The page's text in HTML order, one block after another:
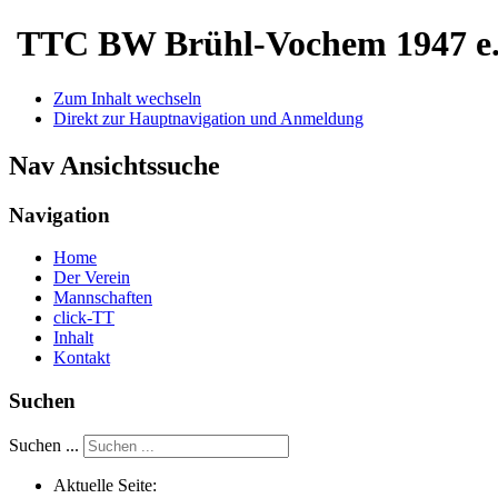
TTC BW Brühl-Vochem 1947
Zum Inhalt wechseln
Direkt zur Hauptnavigation und Anmeldung
Nav Ansichtssuche
Navigation
Home
Der Verein
Mannschaften
click-TT
Inhalt
Kontakt
Suchen
Suchen ...
Aktuelle Seite: